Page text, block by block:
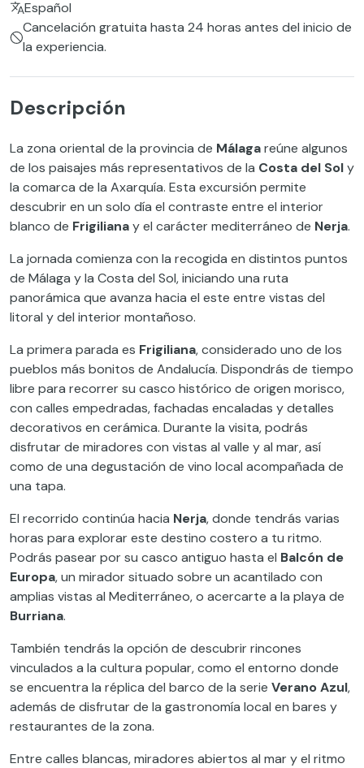
Español
Cancelación gratuita hasta 24 horas antes del inicio de
la experiencia.
Descripción
La zona oriental de la provincia de Málagareúne algunos
de los paisajes más representativos de la Costa del Soly
la comarca de la Axarquía. Esta excursión permite
descubrir en un solo día el contraste entre el interior
blanco de Frigilianay el carácter mediterráneo de Nerja.
La jornada comienza con la recogida en distintos puntos
de Málaga y la Costa del Sol, iniciando una ruta
panorámica que avanza hacia el este entre vistas del
litoral y del interior montañoso.
La primera parada es Frigiliana, considerado uno de los
pueblos más bonitos de Andalucía. Dispondrás de tiempo
libre para recorrer su casco histórico de origen morisco,
con calles empedradas, fachadas encaladas y detalles
decorativos en cerámica. Durante la visita, podrás
disfrutar de miradores con vistas al valle y al mar, así
como de una degustación de vino local acompañada de
una tapa.
El recorrido continúa hacia Nerja, donde tendrás varias
horas para explorar este destino costero a tu ritmo.
Podrás pasear por su casco antiguo hasta el Balcón de
Europa, un mirador situado sobre un acantilado con
amplias vistas al Mediterráneo, o acercarte a la playa de
Burriana.
También tendrás la opción de descubrir rincones
vinculados a la cultura popular, como el entorno donde
se encuentra la réplica del barco de la serie Verano Azul,
además de disfrutar de la gastronomía local en bares y
restaurantes de la zona.
Entre calles blancas, miradores abiertos al mar y el ritmo